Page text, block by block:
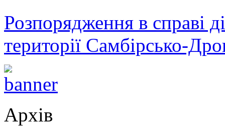
Розпорядження в справі
території Самбірсько-
Архів